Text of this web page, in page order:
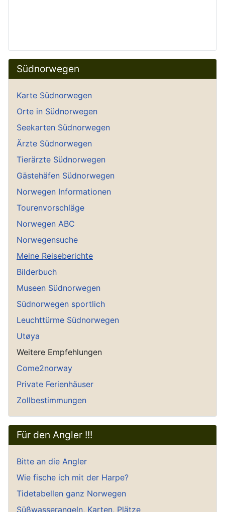
Südnorwegen
Karte Südnorwegen
Orte in Südnorwegen
Seekarten Südnorwegen
Ärzte Südnorwegen
Tierärzte Südnorwegen
Gästehäfen Südnorwegen
Norwegen Informationen
Tourenvorschläge
Norwegen ABC
Norwegensuche
Meine Reiseberichte
Bilderbuch
Museen Südnorwegen
Südnorwegen sportlich
Leuchttürme Südnorwegen
Utøya
Weitere Empfehlungen
Come2norway
Private Ferienhäuser
Zollbestimmungen
Für den Angler !!!
Bitte an die Angler
Wie fische ich mit der Harpe?
Tidetabellen ganz Norwegen
Süßwasserangeln, Karten, Plätze